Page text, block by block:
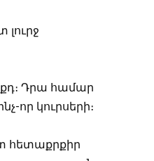
Դրա համար
որ կուրսերի։
հետաքրքիր